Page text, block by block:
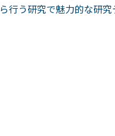
行う研究で魅力的な研